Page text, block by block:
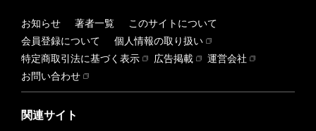
お知らせ 著者一覧
このサイトについて
会員登録について
個人情報の取り扱い
特定商取引法に基づく表示
広告掲載
運営会社
お問い合わせ
関連サイト